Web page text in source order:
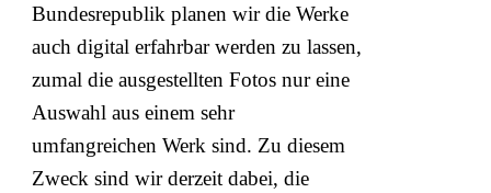
Bundesrepublik planen wir die Werke
auch digital erfahrbar werden zu lassen,
zumal die ausgestellten Fotos nur eine
Auswahl aus einem sehr
umfangreichen Werk sind. Zu diesem
Zweck sind wir derzeit dabei, die